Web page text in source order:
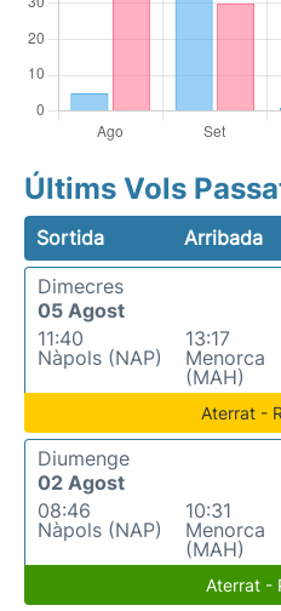
Últims Vols
Sortida Arribada
Dimecres
05 Agost
11:40
Nàpols (NAP)
13:17
Menorca
(MAH)
Aterrat -
Diumenge
02 Agost
08:46
Nàpols (NAP)
10:31
Menorca
(MAH)
Aterrat -